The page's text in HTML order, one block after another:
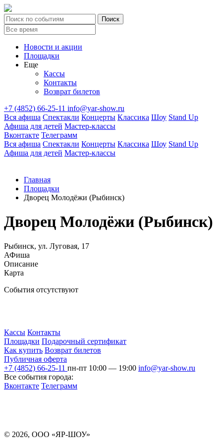
Новости и акции
Площадки
Еще
Кассы
Контакты
Возврат билетов
+7 (4852) 66-25-11 info@yar-show.ru
Вся афиша Спектакли Концерты Классика Шоу Stand Up
Афиша для детей Мастер-классы
Вконтакте Телеграмм
Вся афиша Спектакли Концерты Классика Шоу Stand Up
Афиша для детей Мастер-классы
Главная
Площадки
Дворец Молодёжи (Рыбинск)
Дворец Молодёжи (Рыбинск)
Рыбинск, ул. Луговая, 17
АФиша
Описание
Карта
События отсутствуют
Кассы Контакты
Площадки Подарочный сертификат
Как купить Возврат билетов
Публичная оферта
+7 (4852) 66-25-11 пн-пт 10:00 — 19:00 info@yar-show.ru
Все события города:
Вконтакте Телеграмм
© 2026, ООО «ЯР-ШОУ»